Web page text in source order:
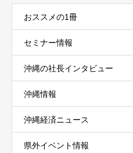
おススメの1冊
セミナー情報
沖縄の社長インタビュー
沖縄情報
沖縄経済ニュース
県外イベント情報